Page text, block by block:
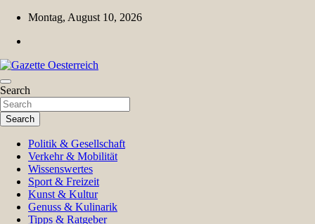
Skip
content
Montag, August 10, 2026
Gazette Oesterreich
Magazin für Freizeit, Politik, Kultur & Wissenschaft
Search
Search
Politik & Gesellschaft
Verkehr & Mobilität
Wissenswertes
Sport & Freizeit
Kunst & Kultur
Genuss & Kulinarik
Tipps & Ratgeber